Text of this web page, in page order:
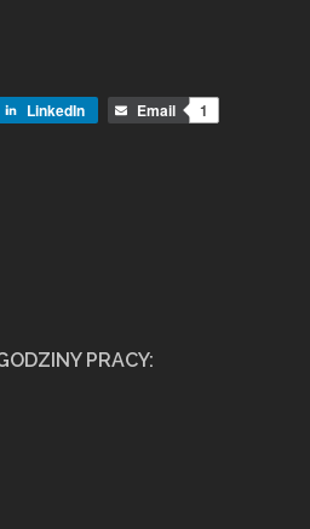
LinkedIn Email
1
PRACY: